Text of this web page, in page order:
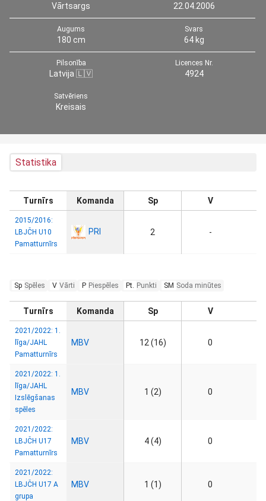
Vārtsargs 22.04.2006
Augums
180 cm
Svars
64 kg
Pilsonība
Latvija 🇱🇻
Licences Nr.
4924
Satvēriens
Kreisais
Statistika
Turnīrs Komanda Sp V
2015/2016:
LBJČH U10
Pamatturnīrs
PRI 2 -
Sp Spēles V Vārti P Piespēles Pt. Punkti SM Soda minūtes
Turnīrs Komanda Sp V
2021/2022: 1.
līga/JAHL
Pamatturnīrs
MBV 12 (16) 0
2021/2022: 1.
līga/JAHL
Izslēgšanas
spēles
MBV 1 (2) 0
2021/2022:
LBJČH U17
Pamatturnīrs
MBV 4 (4) 0
2021/2022:
LBJČH U17 A
grupa
MBV 1 (1) 0